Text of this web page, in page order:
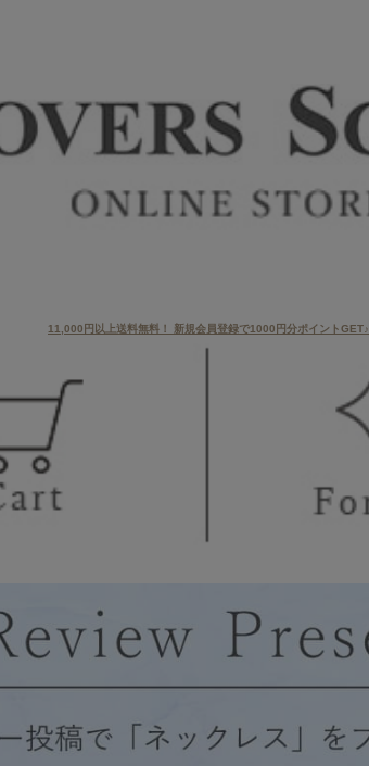
11,000円以上送料無料！ 新規会員登録で1000円分ポイントGET♪